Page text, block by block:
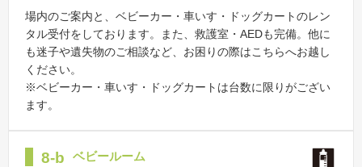
場内のご案内と、ベビーカー・車いす・ドッグカートのレン
タル受付をしております。また、救護室・AEDも完備。他に
も迷子や遺失物のご相談など、お困りの際はこちらへお越し
ください。
※ベビーカー・車いす・ドッグカートは台数に限りがござい
ます。
8-b ベビールーム